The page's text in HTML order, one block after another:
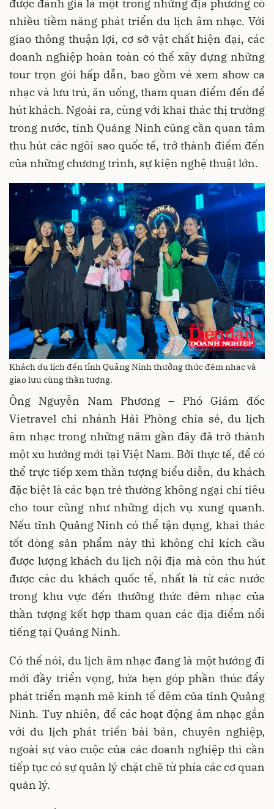
được đánh giá là một trong những địa phương có
nhiều tiềm năng phát triển du lịch âm nhạc. Với
giao thông thuận lợi, cơ sở vật chất hiện đại, các
doanh nghiệp hoàn toàn có thể xây dựng những
tour trọn gói hấp dẫn, bao gồm vé xem show ca
nhạc và lưu trú, ăn uống, tham quan điểm đến để
hút khách. Ngoài ra, cùng với khai thác thị trường
trong nước, tỉnh Quảng Ninh cũng cần quan tâm
thu hút các ngôi sao quốc tế, trở thành điểm đến
của những chương trình, sự kiện nghệ thuật lớn.
Khách du lịch đến tỉnh Quảng Ninh thưởng thức đêm nhạc và
giao lưu cùng thần tượng.
Ông Nguyễn Nam Phương – Phó Giám đốc
Vietravel chi nhánh Hải Phòng chia sẻ, du lịch
âm nhạc trong những năm gần đây đã trở thành
một xu hướng mới tại Việt Nam. Bởi thực tế, để có
thể trực tiếp xem thần tượng biểu diễn, du khách
đặc biệt là các bạn trẻ thường không ngại chi tiêu
cho tour cũng như những dịch vụ xung quanh.
Nếu tỉnh Quảng Ninh có thể tận dụng, khai thác
tốt dòng sản phẩm này thì không chỉ kích cầu
được lượng khách du lịch nội địa mà còn thu hút
được các du khách quốc tế, nhất là từ các nước
trong khu vực đến thưởng thức đêm nhạc của
thần tượng kết hợp tham quan các địa điểm nổi
tiếng tại Quảng Ninh.
Có thể nói, du lịch âm nhạc đang là một hướng đi
mới đầy triển vọng, hứa hẹn góp phần thúc đẩy
phát triển mạnh mẽ kinh tế đêm của tỉnh Quảng
Ninh. Tuy nhiên, để các hoạt động âm nhạc gắn
với du lịch phát triển bài bản, chuyên nghiệp,
ngoài sự vào cuộc của các doanh nghiệp thì cần
tiếp tục có sự quản lý chặt chẽ từ phía các cơ quan
quản lý.